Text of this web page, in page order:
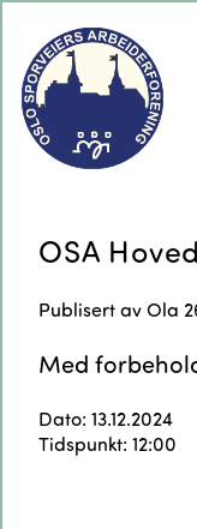
OSA
Publisert avOla
Med
Dato: 13.12.2024
Tidspunkt: 12:00